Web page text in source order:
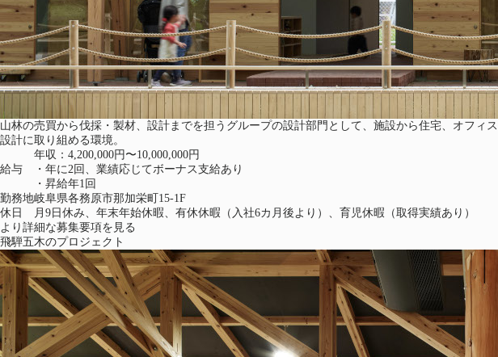
山林の売買から伐採・製材、設計までを担うグループの設計部門として、施設から住宅、オフ
設計に取り組める環境。
給与
年収：4,200,000円〜10,000,000円
・年に2回、業績応じてボーナス支給あり
・昇給年1回
勤務地岐阜県各務原市那加栄町15-1F
休日
月9日休み、年末年始休暇、有休休暇（入社6カ月後より）、育児休暇（取得実績あり）
より詳細な募集要項を見る
飛騨五木のプロジェクト